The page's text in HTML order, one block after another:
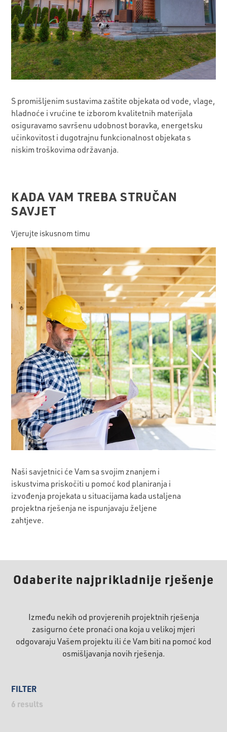
S promišljenim sustavima zaštite objekata od vode, vlage,
hladnoće i vrućine te izborom kvalitetnih materijala
osiguravamo savršenu udobnost boravka, energetsku
učinkovitost i dugotrajnu funkcionalnost objekata s
niskim troškovima održavanja.
KADA VAM TREBA STRUČAN
SAVJET
Vjerujte iskusnom timu
Naši savjetnici će Vam sa svojim znanjem i
iskustvima priskočiti u pomoć kod planiranja i
izvođenja projekata u situacijama kada ustaljena
projektna rješenja ne ispunjavaju željene
zahtjeve.
Odaberite najprikladnije rješenje
Između nekih od provjerenih projektnih rješenja
zasigurno ćete pronaći ona koja u velikoj mjeri
odgovaraju Vašem projektu ili će Vam biti na pomoć kod
osmišljavanja novih rješenja.
FILTER
6 results